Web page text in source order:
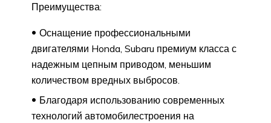
Преимущества:
Оснащение профессиональными
двигателями Honda, Subaru премиум класса с
надежным цепным приводом, меньшим
количеством вредных выбросов.
Благодаря использованию современных
технологий автомобилестроения на